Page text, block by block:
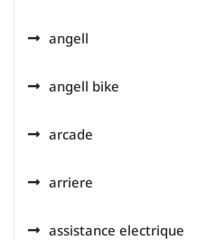
angell
angell bike
arcade
arriere
assistance electrique